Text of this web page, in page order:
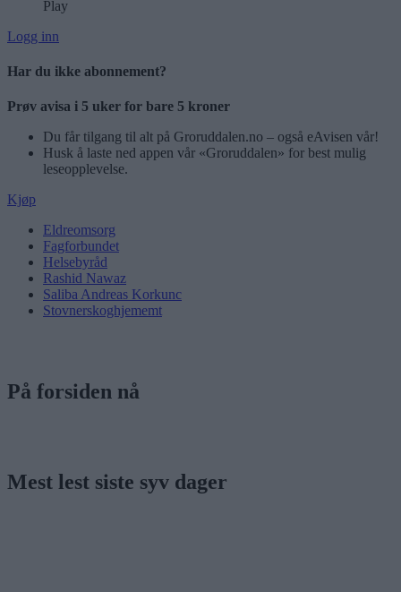
Play
Logg inn
Har du ikke abonnement?
Prøv avisa i 5 uker for bare 5 kroner
Du får tilgang til alt på Groruddalen.no – også eAvisen vår!
Husk å laste ned appen vår «Groruddalen» for best mulig
leseopplevelse.
Kjøp
Eldreomsorg
Fagforbundet
Helsebyråd
Rashid Nawaz
Saliba Andreas Korkunc
Stovnerskoghjememt
På forsiden nå
Mest lest siste syv dager